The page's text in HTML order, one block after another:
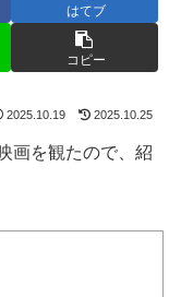
はてブ
コピー
2025.10.19 2025.10.25
画を観たので、紹